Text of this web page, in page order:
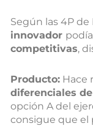
Según las 4P
innovador
competitivas,
Producto: Hace
diferenciales
opción A del
consigue que